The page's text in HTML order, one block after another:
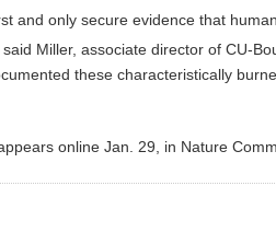
and only secure evidence that
Miller, associate director of CU-
these characteristically
online Jan. 29, in Nature